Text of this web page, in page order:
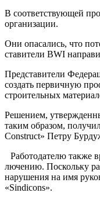
В соответствующей
организации.
Они опасались, что
ставители BWI
Представители
создать первичную
строительных
Решением,
таким образом,
Construct» Петру
Работодателю также
лючению. Поскольку
нарушения на имя
«Sindicons».